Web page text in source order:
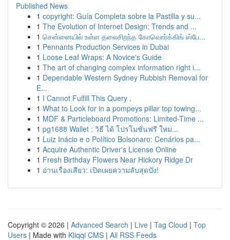
Published News
1 copyright: Guía Completa sobre la Pastilla y su...
1 The Evolution of Internet Design: Trends and ...
1 சென்னையில் உள்ள தலைசிறந்த கோவொர்க்கிங் ஸ்பே...
1 Pennants Production Services in Dubai
1 Loose Leaf Wraps: A Novice's Guide
1 The art of changing complex information right i...
1 Dependable Western Sydney Rubbish Removal for
E...
1 I Cannot Fulfill This Query .
1 What to Look for in a pompeys pillar top towing...
1 MDF & Particleboard Promotions: Limited-Time ...
1 pg1688 Wallet : วิธี ได้ โปรโมชั่นฟรี ใหม...
1 Luiz Inácio e o Político Bolsonaro: Cenários pa...
1 Acquire Authentic Driver's License Online
1 Fresh Birthday Flowers Near Hickory Ridge Dr
1 อ่านเรื่องเสียว: เปิดเผยความลับสุดปัง!
Copyright © 2026 | Advanced Search | Live | Tag Cloud | Top
Users | Made with Kliqqi CMS | All RSS Feeds